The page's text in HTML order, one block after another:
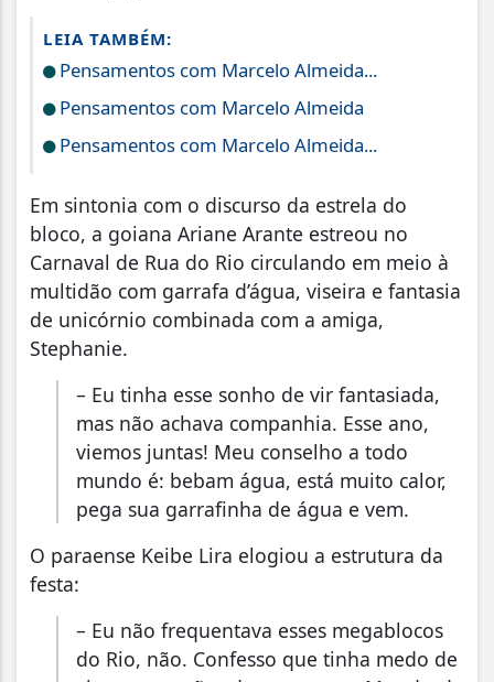
LEIA TAMBÉM:
Pensamentos com Marcelo Almeida...
Pensamentos com Marcelo Almeida
Pensamentos com Marcelo Almeida...
Em sintonia com o discurso da estrela do
bloco, a goiana Ariane Arante estreou no
Carnaval de Rua do Rio circulando em meio à
multidão com garrafa d’água, viseira e fantasia
de unicórnio combinada com a amiga,
Stephanie.
– Eu tinha esse sonho de vir fantasiada,
mas não achava companhia. Esse ano,
viemos juntas! Meu conselho a todo
mundo é: bebam água, está muito calor,
pega sua garrafinha de água e vem.
O paraense Keibe Lira elogiou a estrutura da
festa:
– Eu não frequentava esses megablocos
do Rio, não. Confesso que tinha medo de